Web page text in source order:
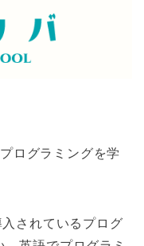
ログラミングを学
されているプログ